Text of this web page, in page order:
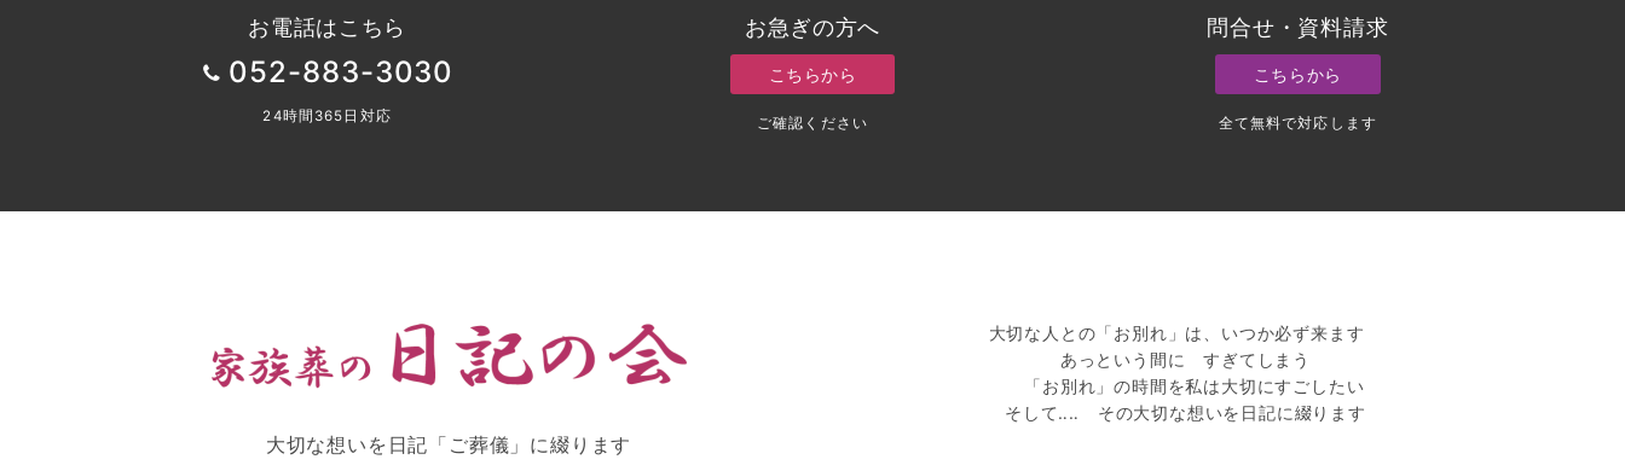
お電話はこちら
052-883-3030
24時間365日対応
お急ぎの方へ
こちらから
ご確認ください
問合せ・資料請求
こちらから
全て無料で対応します
大切な想いを日記「ご葬儀」に綴ります
大切な人との「お別れ」は、いつか必ず来ます
あっという間に すぎてしまう
「お別れ」の時間を私は大切にすごしたい
そして‥‥ その大切な想いを日記に綴ります